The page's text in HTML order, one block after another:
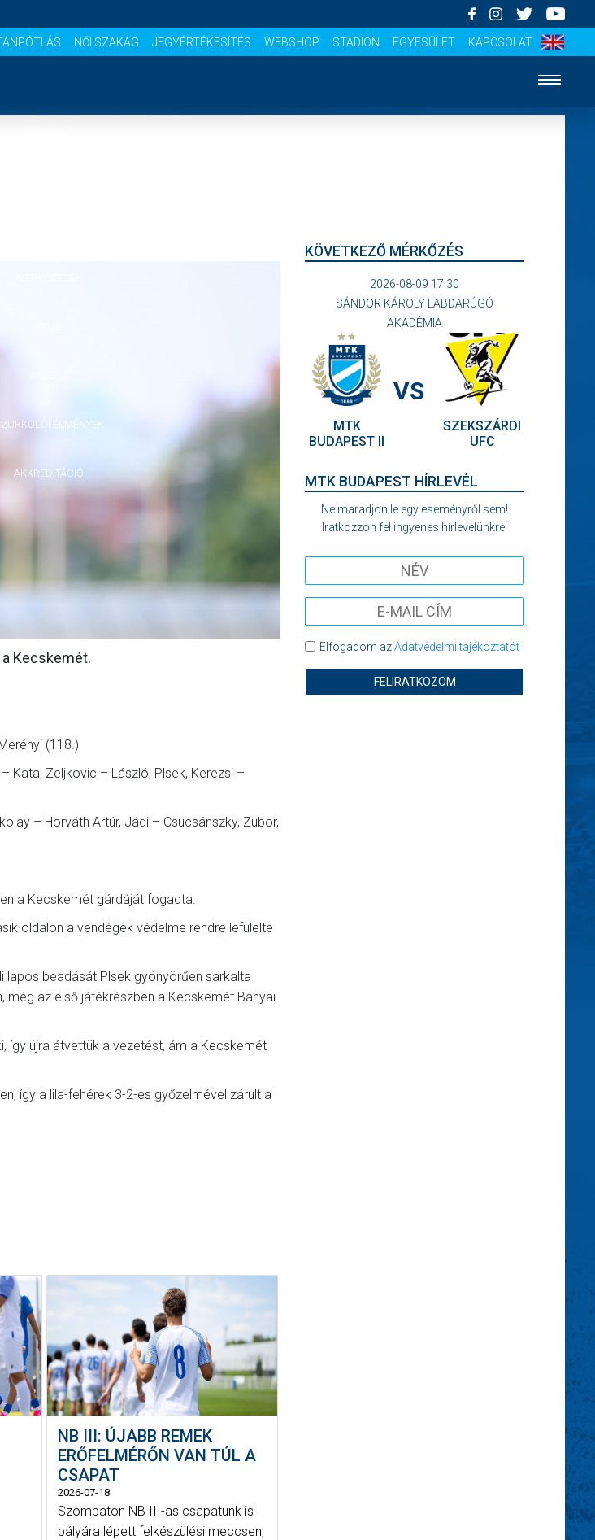
NŐI SZAKÁG JEGYÉRTÉKESÍTÉS WEBSHOP STADION EGYESÜLET KAPCSOLAT
ÉLMÉNYEK
AKKREDITÁCIÓ
Kecskemét.
(118.)
Kata, Zeljkovic – László, Plsek, Kerezsi –
– Horváth Artúr, Jádi – Csucsánszky, Zubor,
a Kecskemét gárdáját fogadta.
oldalon a vendégek védelme rendre lefülelte
lapos beadását Plsek gyönyörűen sarkalta
az első játékrészben a Kecskemét Bányai
így újra átvettük a vezetést, ám a Kecskemét
így a lila-fehérek 3-2-es győzelmével zárult a
NB III: ÚJABB REMEK
ERŐFELMÉRŐN VAN TÚL A
CSAPAT
2026-07-18
Szombaton NB III-as csapatunk is
pályára lépett felkészülési meccsen,
KÖVETKEZŐ MÉRKŐZÉS
2026-08-09 17:30
SÁNDOR KÁROLY LABDARÚGÓ
AKADÉMIA
MTK
BUDAPEST II
VS
SZEKSZÁRDI
UFC
MTK BUDAPEST HÍRLEVÉL
Ne maradjon le egy eseményről sem!
Iratkozzon fel ingyenes hírlevelünkre:
Elfogadom azAdatvédelmi tájékoztatót!
FELIRATKOZOM